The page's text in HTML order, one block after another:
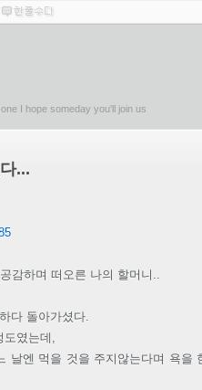
I hope someday you'll join us
...
감하며 떠오른 나의 할머니..
다 돌아가셨다.
도였는데,
날엔 먹을 것을 주지않는다며 욕을